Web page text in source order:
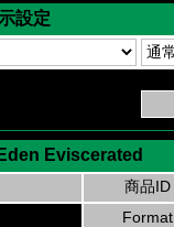
設定
Eviscerated
商品ID
Format